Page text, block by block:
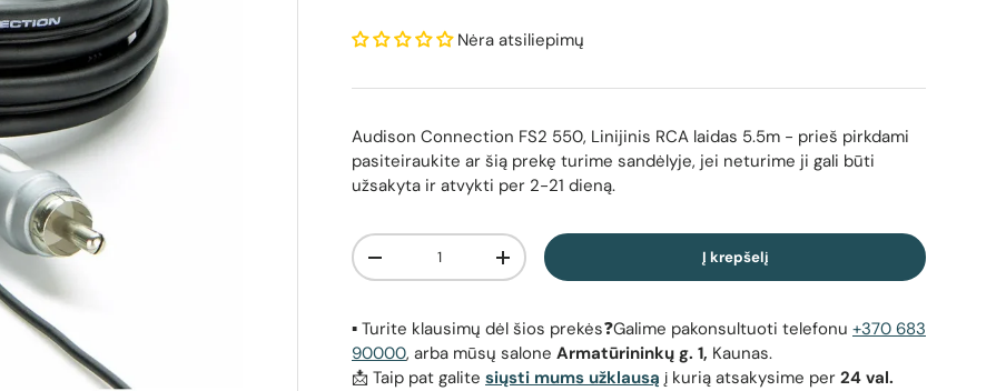
Nėra atsiliepimų
Audison Connection FS2 550, Linijinis RCA laidas 5.5m - prieš pirkdami
pasiteiraukite ar šią prekę turime sandėlyje, jei neturime ji gali būti
užsakyta ir atvykti per 2-21 dieną.
Kiekis
Sumažinti kiekį
Padidinti kiekį Į krepšelį
▪️ Turite klausimų dėl šios prekės❓Galime pakonsultuoti telefonu +370 683
90000, arba mūsų salone Armatūrininkų g. 1, Kaunas.
📩 Taip pat galite siųsti mums užklausą į kurią atsakysime per 24 val.